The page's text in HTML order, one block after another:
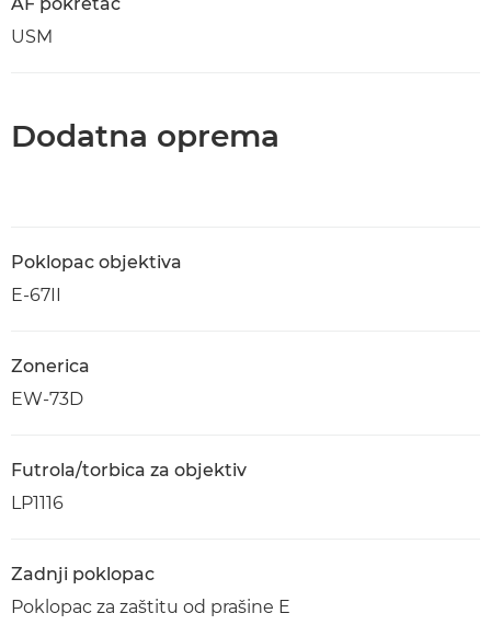
USM
Dodatna oprema
Poklopac objektiva
E-67II
Zonerica
EW-73D
Futrola/torbica za objektiv
LP1116
Zadnji poklopac
Poklopac za zaštitu od prašine E